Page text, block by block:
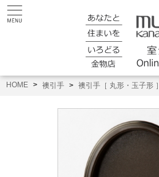
HOME 襖引手 襖引手［ 丸形・玉子形 ］